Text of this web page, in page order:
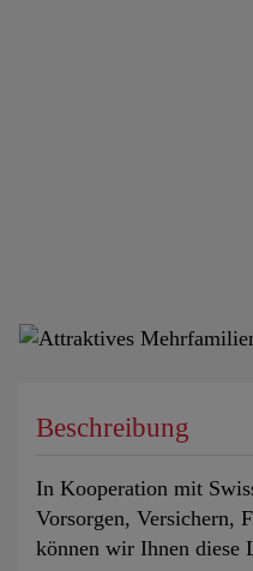
Beschreibung
In Kooperation mit
Vorsorgen, Versichern,
können wir Ihnen diese